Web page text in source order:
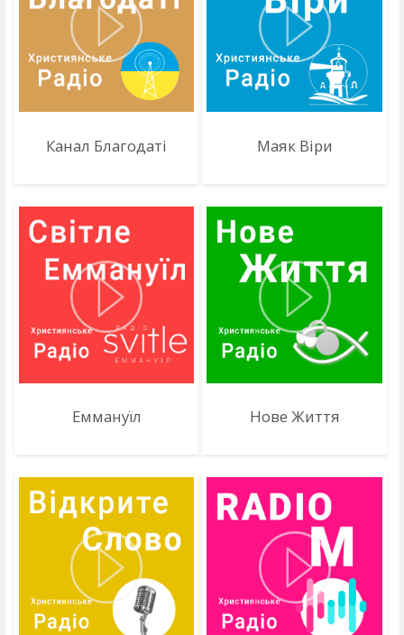
Канал Благодаті Маяк Віри
Еммануїл Нове Життя